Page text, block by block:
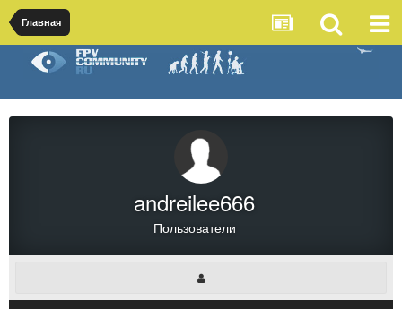
Главная
andreilee666
Пользователи